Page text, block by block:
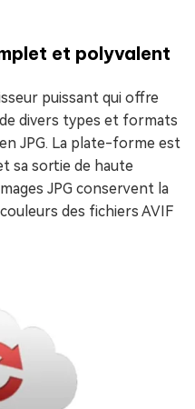
et polyvalent
puissant qui offre
divers types et formats
JPG. La plate-forme est
sa sortie de haute
JPG conservent la
des fichiers AVIF